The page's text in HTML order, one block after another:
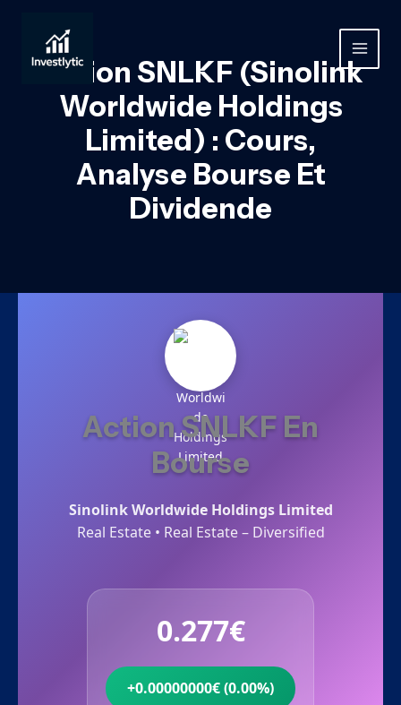
contenu
MAIN
Action SNLKF (Sinolink
Worldwide Holdings
Limited) : Cours,
Analyse Bourse Et
Dividende
Action SNLKF En
Bourse
Sinolink Worldwide Holdings Limited
Real Estate • Real Estate – Diversified
0.277€
+0.00000000€ (0.00%)